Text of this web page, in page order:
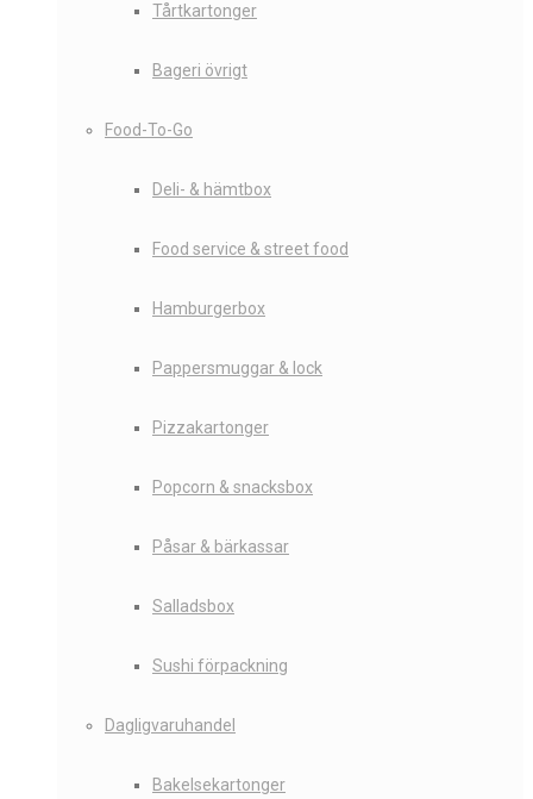
Tårtkartonger
Bageri övrigt
Food-To-Go
Deli- & hämtbox
Food service & street food
Hamburgerbox
Pappersmuggar & lock
Pizzakartonger
Popcorn & snacksbox
Påsar & bärkassar
Salladsbox
Sushi förpackning
Dagligvaruhandel
Bakelsekartonger